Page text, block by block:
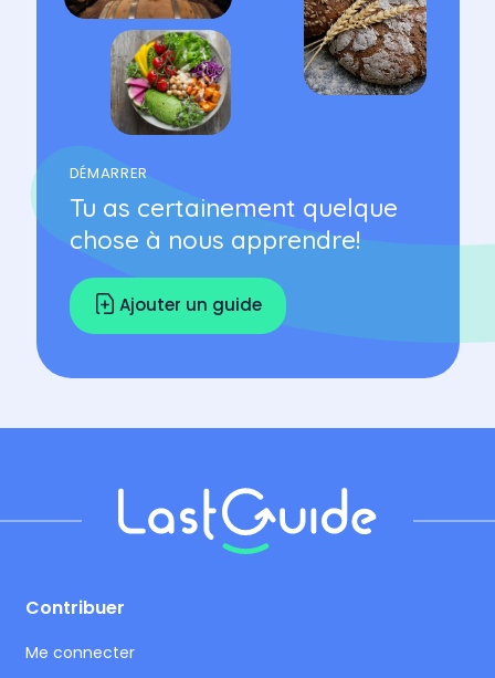
DÉMARRER
Tu as certainement quelque
chose à nous apprendre!
Ajouter un guide
Contribuer
Me connecter